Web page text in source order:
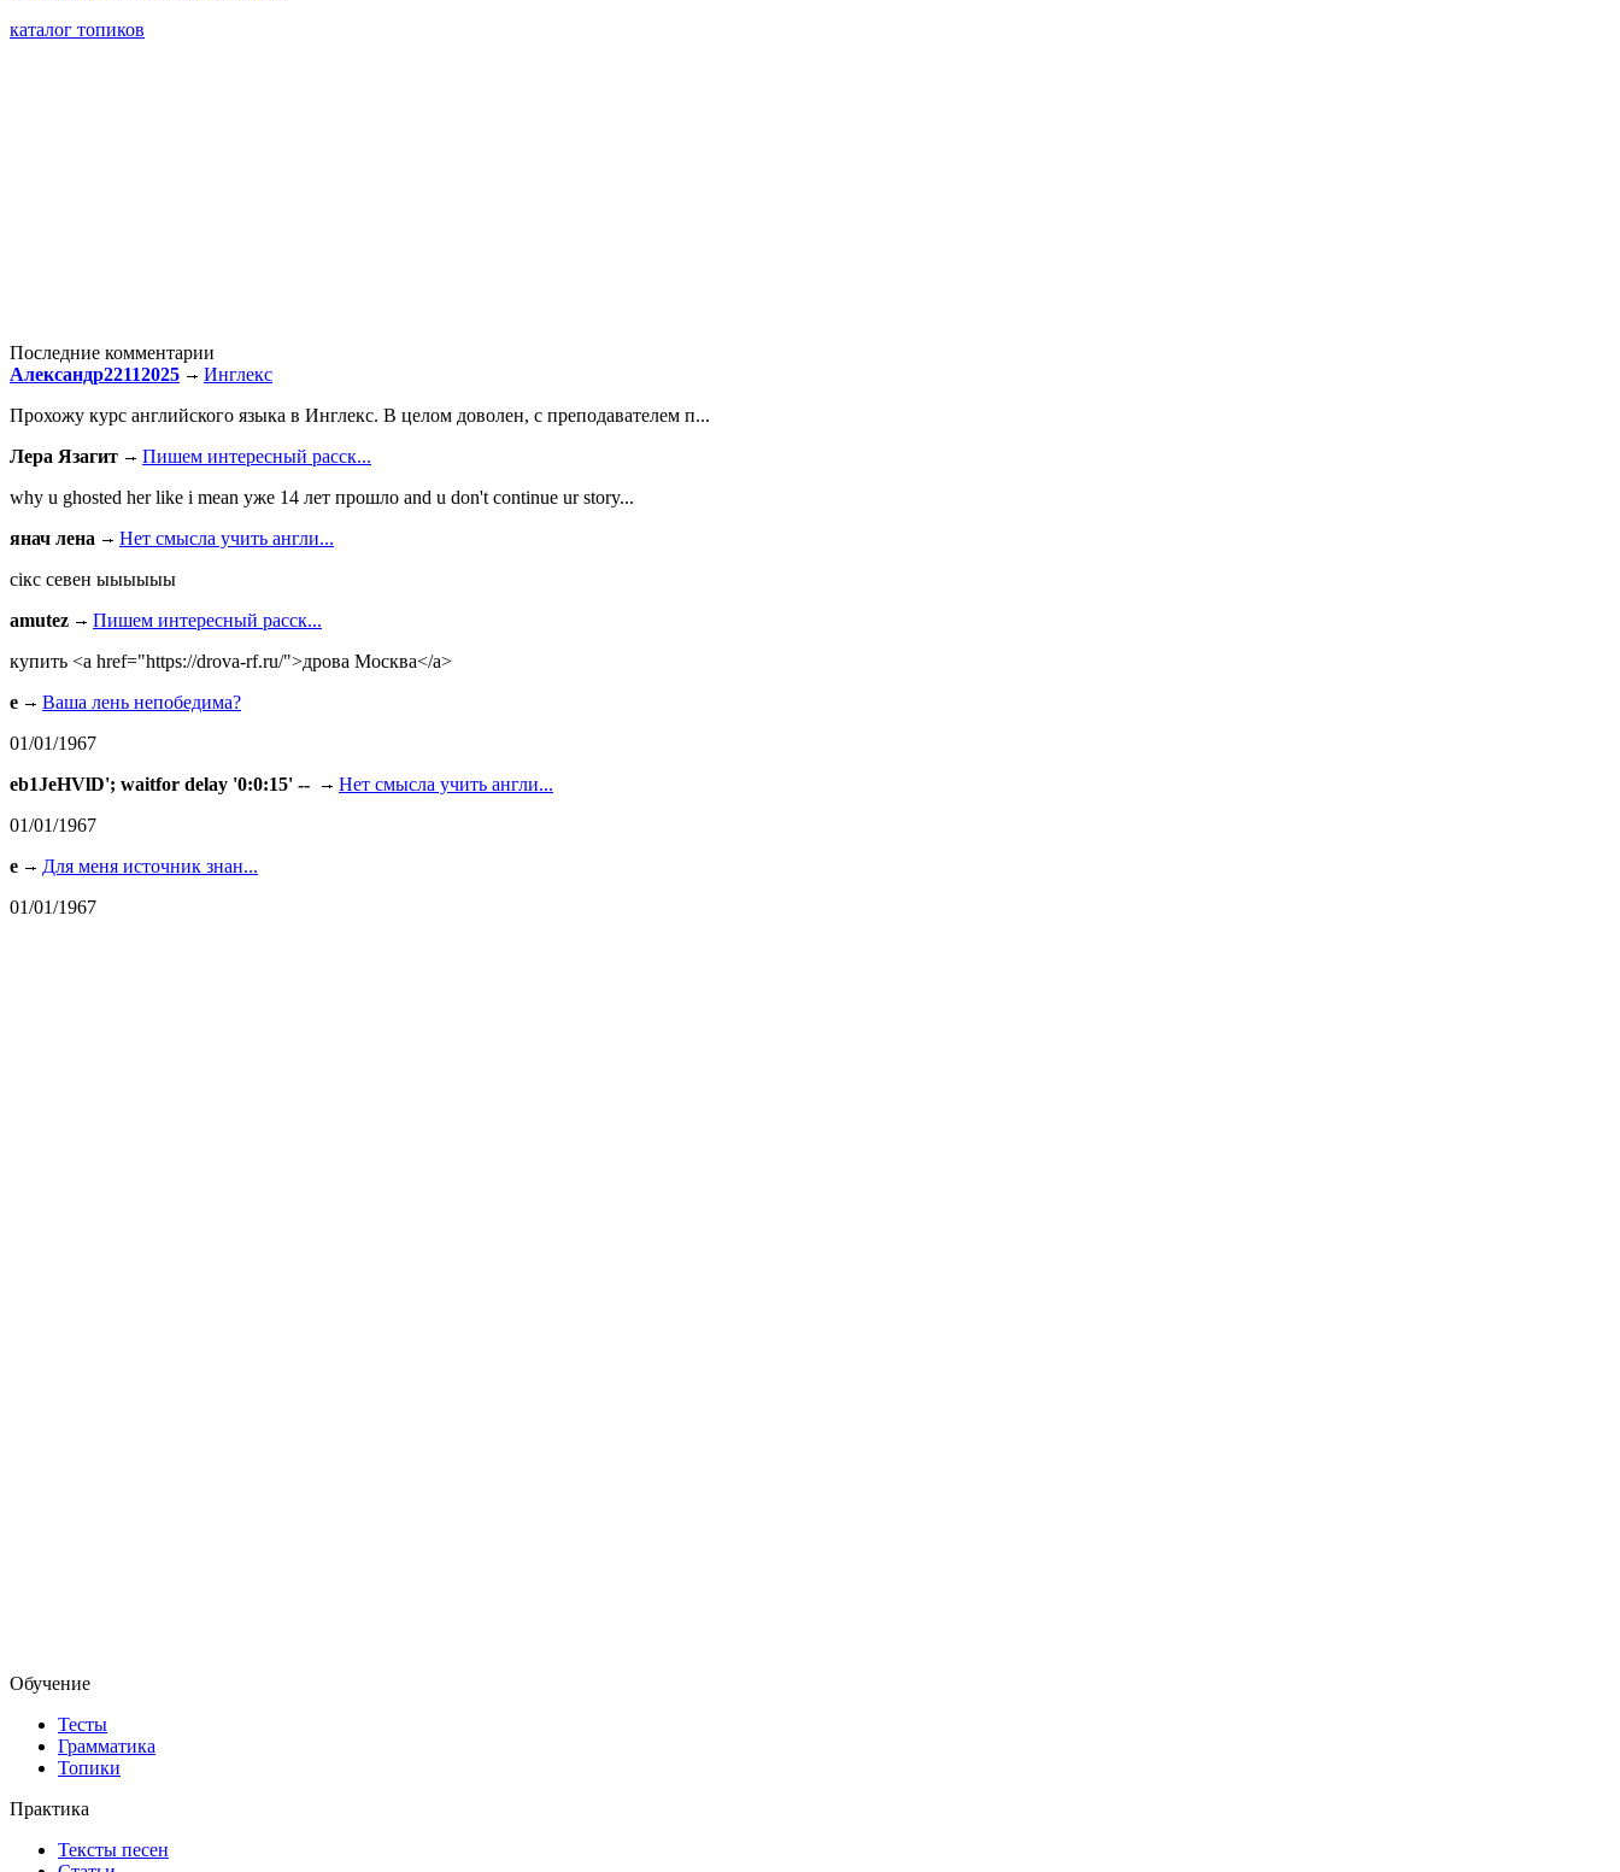
каталог топиков
Последние комментарии
Александр22112025
Инглекс
Прохожу курс английского языка в Инглекс. В целом доволен, с преподавателем п...
Лера Язагит
Пишем интересный расск...
why u ghosted her like i mean уже 14 лет прошло and u don't continue ur story...
янач лена
Нет смысла учить англи...
сiкс севен ыыыыыы
amutez
Пишем интересный расск...
купить <a href="https://drova-rf.ru/">дрова Москва</a>
e
Ваша лень непобедима?
01/01/1967
eb1JeHVlD'; waitfor delay '0:0:15' --
Нет смысла учить англи...
01/01/1967
e
Для меня источник знан...
01/01/1967
Обучение
Тесты
Грамматика
Топики
Практика
Тексты песен